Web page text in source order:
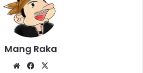
Mang Raka
WebsiteFacebook